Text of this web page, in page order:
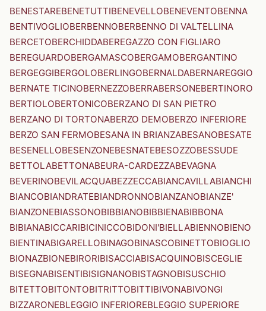
BENESTAREBENETUTTIBENEVELLOBENEVENTOBENNA
BENTIVOGLIOBERBENNOBERBENNO DI VALTELLINA
BERCETOBERCHIDDABEREGAZZO CON FIGLIARO
BEREGUARDOBERGAMASCOBERGAMOBERGANTINO
BERGEGGIBERGOLOBERLINGOBERNALDABERNAREGGIO
BERNATE TICINOBERNEZZOBERRABERSONEBERTINORO
BERTIOLOBERTONICOBERZANO DI SAN PIETRO
BERZANO DI TORTONABERZO DEMOBERZO INFERIORE
BERZO SAN FERMOBESANA IN BRIANZABESANOBESATE
BESENELLOBESENZONEBESNATEBESOZZOBESSUDE
BETTOLABETTONABEURA-CARDEZZABEVAGNA
BEVERINOBEVILACQUABEZZECCABIANCAVILLABIANCHI
BIANCOBIANDRATEBIANDRONNOBIANZANOBIANZE'
BIANZONEBIASSONOBIBBIANOBIBBIENABIBBONA
BIBIANABICCARIBICINICCOBIDONI'BIELLABIENNOBIENO
BIENTINABIGARELLOBINAGOBINASCOBINETTOBIOGLIO
BIONAZBIONEBIRORIBISACCIABISACQUINOBISCEGLIE
BISEGNABISENTIBISIGNANOBISTAGNOBISUSCHIO
BITETTOBITONTOBITRITTOBITTIBIVONABIVONGI
BIZZARONEBLEGGIO INFERIOREBLEGGIO SUPERIORE